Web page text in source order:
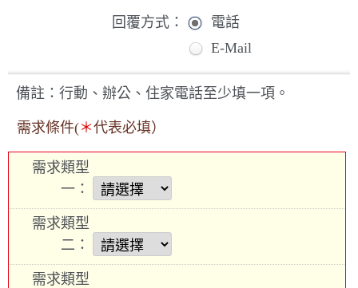
回覆方式：
電話
E-Mail
備註：行動、辦公、住家電話至少填一項。
需求條件(＊代表必填）
需求類型
一：
需求類型
二：
需求類型